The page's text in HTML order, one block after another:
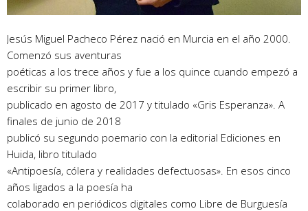
Jesús Miguel Pacheco Pérez nació en Murcia en el año 2000.
Comenzó sus aventuras
poéticas a los trece años y fue a los quince cuando empezó a
escribir su primer libro,
publicado en agosto de 2017 y titulado «Gris Esperanza». A
finales de junio de 2018
publicó su segundo poemario con la editorial Ediciones en
Huida, libro titulado
«Antipoesía, cólera y realidades defectuosas». En esos cinco
años ligados a la poesía ha
colaborado en periódicos digitales como Libre de Burguesía